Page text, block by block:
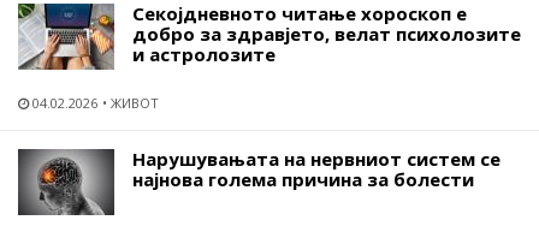
Секојдневното читање хороскоп е
добро за здравјето, велат психолозите
и астролозите
04.02.2026 ЖИВОТ
Нарушувањата на нервниот систем се
најнова голема причина за болести